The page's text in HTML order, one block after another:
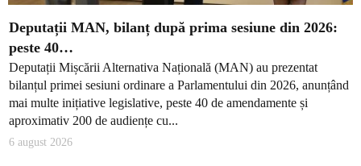
Deputații MAN, bilanț după prima sesiune din 2026:
peste 40…
Deputații Mișcării Alternativa Națională (MAN) au prezentat
bilanțul primei sesiuni ordinare a Parlamentului din 2026, anunțând
mai multe inițiative legislative, peste 40 de amendamente și
aproximativ 200 de audiențe cu...
6 august 2026